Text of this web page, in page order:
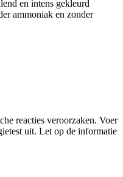
en intens gekleurd
ammoniak en zonder
reacties veroorzaken. Voer
uit. Let op de informatie